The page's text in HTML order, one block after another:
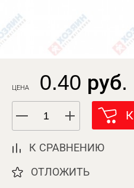
ЦЕНА 0.40 руб.
К СРАВНЕНИЮ
ОТЛОЖИТЬ